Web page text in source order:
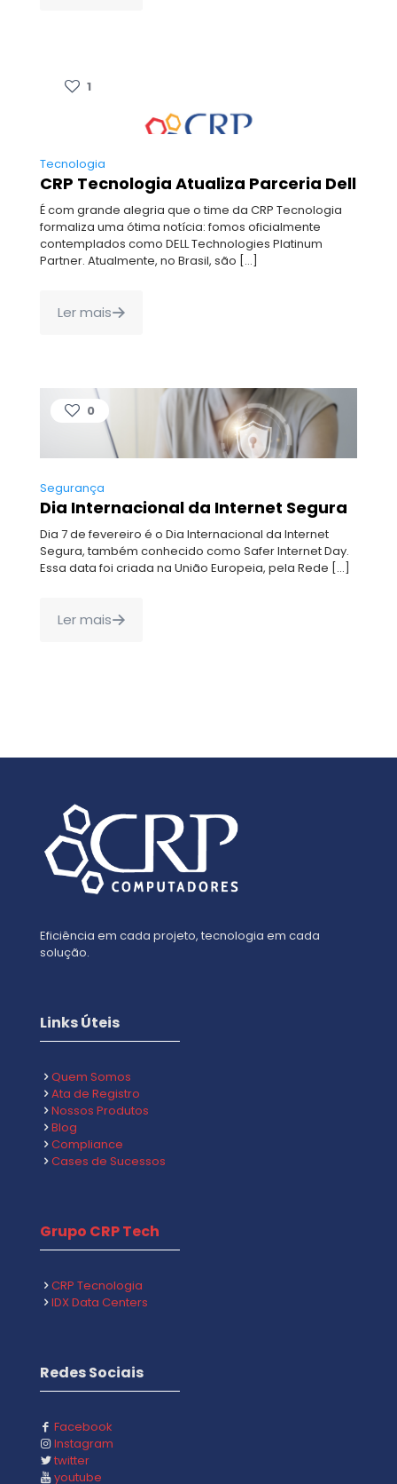
1
Tecnologia
CRP Tecnologia Atualiza Parceria Dell
É com grande alegria que o time da CRP Tecnologia
formaliza uma ótima notícia: fomos oficialmente
contemplados como DELL Technologies Platinum
Partner. Atualmente, no Brasil, são […]
Ler mais
0
Segurança
Dia Internacional da Internet Segura
Dia 7 de fevereiro é o Dia Internacional da Internet
Segura, também conhecido como Safer Internet Day.
Essa data foi criada na União Europeia, pela Rede […]
Ler mais
Eficiência em cada projeto, tecnologia em cada
solução.
Links Úteis
Quem Somos
Ata de Registro
Nossos Produtos
Blog
Compliance
Cases de Sucessos
Grupo CRP Tech
CRP Tecnologia
IDX Data Centers
Redes Sociais
Facebook
Instagram
twitter
youtube